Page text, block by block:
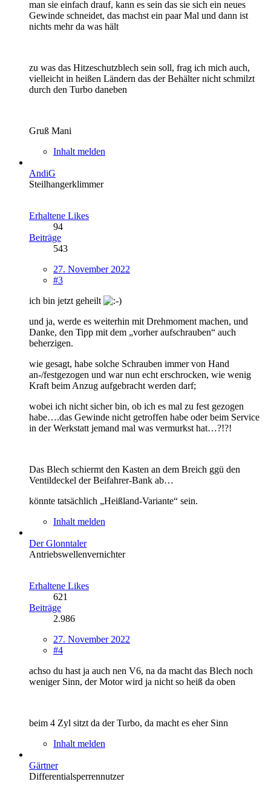
man sie einfach drauf, kann es sein das sie sich ein neues
Gewinde schneidet, das machst ein paar Mal und dann ist
nichts mehr da was hält
zu was das Hitzeschutzblech sein soll, frag ich mich auch,
vielleicht in heißen Ländern das der Behälter nicht schmilzt
durch den Turbo daneben
Gruß Mani
Inhalt melden
AndiG
Steilhangerklimmer
Erhaltene Likes
94
Beiträge
543
27. November 2022
#3
ich bin jetzt geheilt
und ja, werde es weiterhin mit Drehmoment machen, und
Danke, den Tipp mit dem „vorher aufschrauben“ auch
beherzigen.
wie gesagt, habe solche Schrauben immer von Hand
an-/festgezogen und war nun echt erschrocken, wie wenig
Kraft beim Anzug aufgebracht werden darf;
wobei ich nicht sicher bin, ob ich es mal zu fest gezogen
habe….das Gewinde nicht getroffen habe oder beim Service
in der Werkstatt jemand mal was vermurkst hat…?!?!
Das Blech schiermt den Kasten an dem Breich ggü den
Ventildeckel der Beifahrer-Bank ab…
könnte tatsächlich „Heißland-Variante“ sein.
Inhalt melden
Der Glonntaler
Antriebswellenvernichter
Erhaltene Likes
621
Beiträge
2.986
27. November 2022
#4
achso du hast ja auch nen V6, na da macht das Blech noch
weniger Sinn, der Motor wird ja nicht so heiß da oben
beim 4 Zyl sitzt da der Turbo, da macht es eher Sinn
Inhalt melden
Gärtner
Differentialsperrennutzer